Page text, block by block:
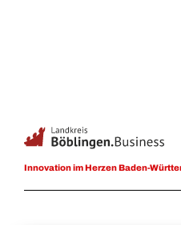
Innovation im Herzen Baden-